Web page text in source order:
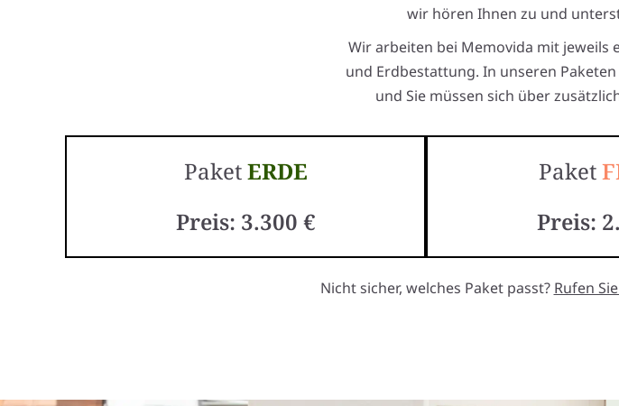
wir hören Ihnen zu und
Wir arbeiten bei Memovida mit jeweils
und Erdbestattung. In unseren
und Sie müssen sich über
PaketERDE
Preis: 3.300 €
Paket
Preis:
Nicht sicher, welches Paket passt? Rufen